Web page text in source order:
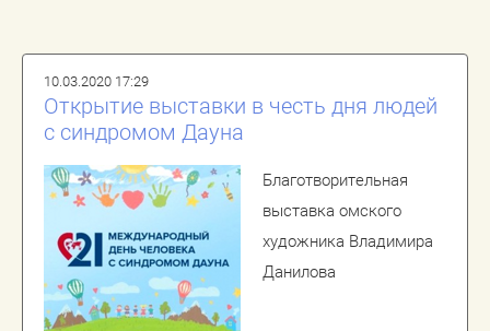
10.03.2020 17:29
Открытие выставки в честь дня людей
с синдромом Дауна
Благотворительная
выставка омского
художника Владимира
Данилова